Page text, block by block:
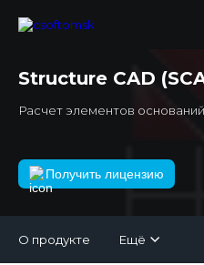
Structure CAD
Расчет элементов
Получить лицензию
О продукте Ещё